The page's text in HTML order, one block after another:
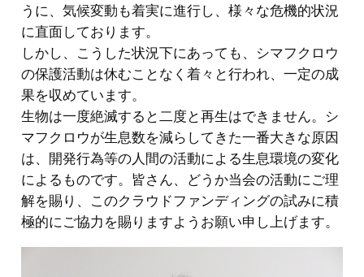
うに、気候変動も着実に進行し、様々な危機的状況
に直面しております。
しかし、こうした状況下にあっても、シマフクロウ
の保護活動は休むことなく着々と行われ、一定の成
果を収めています。
生物は一度絶滅すると二度と再生はできません。シ
マフクロウが生息数を減らしてきた一番大きな原因
は、開発行為等の人間の活動による生息環境の変化
によるものです。皆さん、どうか当会の活動にご理
解を賜り、このクラウドファンディングの試みに積
極的にご協力を賜りますようお願い申し上げます。